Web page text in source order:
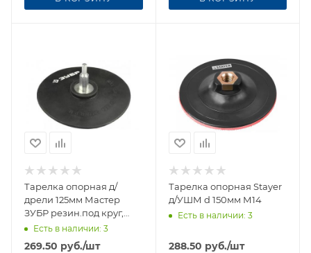
Тарелка опорная д/
дрели 125мм Мастер
ЗУБР резин.под круг,
шпилька 8мм***
Есть в наличии: 3
269.50 руб./шт
Тарелка опорная Stayer
д/УШМ d 150мм М14
Есть в наличии: 3
288.50 руб./шт